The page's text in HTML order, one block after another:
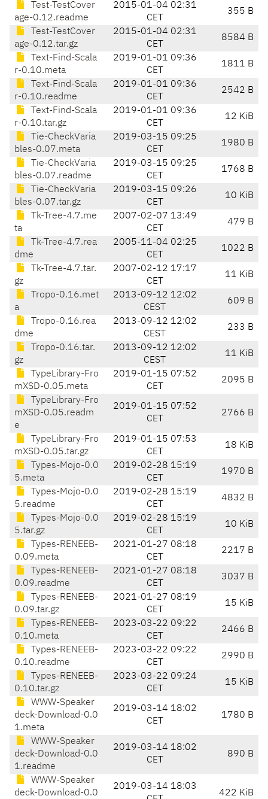
Test-TestCover
age-0.12.readme
2015-01-04 02:31
CET
355 B
Test-TestCover
age-0.12.tar.gz
2015-01-04 02:31
CET
8584 B
Text-Find-Scala
r-0.10.meta
2019-01-01 09:36
CET
1811 B
Text-Find-Scala
r-0.10.readme
2019-01-01 09:36
CET
2542 B
Text-Find-Scala
r-0.10.tar.gz
2019-01-01 09:36
CET
12 KiB
Tie-CheckVaria
bles-0.07.meta
2019-03-15 09:25
CET
1980 B
Tie-CheckVaria
bles-0.07.readme
2019-03-15 09:25
CET
1768 B
Tie-CheckVaria
bles-0.07.tar.gz
2019-03-15 09:26
CET
10 KiB
Tk-Tree-4.7.me
ta
2007-02-07 13:49
CET
479 B
Tk-Tree-4.7.rea
dme
2005-11-04 02:25
CET
1022 B
Tk-Tree-4.7.tar.
gz
2007-02-12 17:17
CET
11 KiB
Tropo-0.16.met
a
2013-09-12 12:02
CEST
609 B
Tropo-0.16.rea
dme
2013-09-12 12:02
CEST
233 B
Tropo-0.16.tar.
gz
2013-09-12 12:02
CEST
11 KiB
TypeLibrary-Fro
mXSD-0.05.meta
2019-01-15 07:52
CET
2095 B
TypeLibrary-Fro
mXSD-0.05.readm
e
2019-01-15 07:52
CET
2766 B
TypeLibrary-Fro
mXSD-0.05.tar.gz
2019-01-15 07:53
CET
18 KiB
Types-Mojo-0.0
5.meta
2019-02-28 15:19
CET
1970 B
Types-Mojo-0.0
5.readme
2019-02-28 15:19
CET
4832 B
Types-Mojo-0.0
5.tar.gz
2019-02-28 15:19
CET
10 KiB
Types-RENEEB-
0.09.meta
2021-01-27 08:18
CET
2217 B
Types-RENEEB-
0.09.readme
2021-01-27 08:18
CET
3037 B
Types-RENEEB-
0.09.tar.gz
2021-01-27 08:19
CET
15 KiB
Types-RENEEB-
0.10.meta
2023-03-22 09:22
CET
2466 B
Types-RENEEB-
0.10.readme
2023-03-22 09:22
CET
2990 B
Types-RENEEB-
0.10.tar.gz
2023-03-22 09:24
CET
15 KiB
WWW-Speaker
deck-Download-0.0
1.meta
2019-03-14 18:02
CET
1780 B
WWW-Speaker
deck-Download-0.0
1.readme
2019-03-14 18:02
CET
890 B
WWW-Speaker
deck-Download-0.0
2019-03-14 18:03
422 KiB